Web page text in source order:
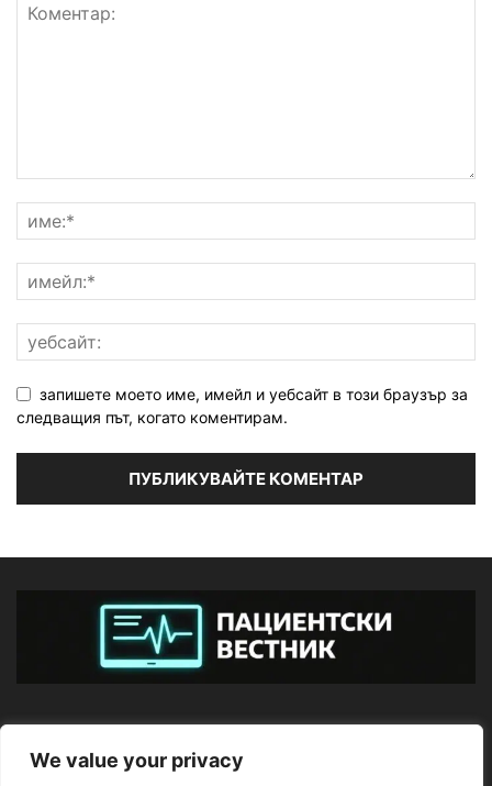
We value your privacy
запишете моето име, имейл и уебсайт в този браузър за
следващия път, когато коментирам.